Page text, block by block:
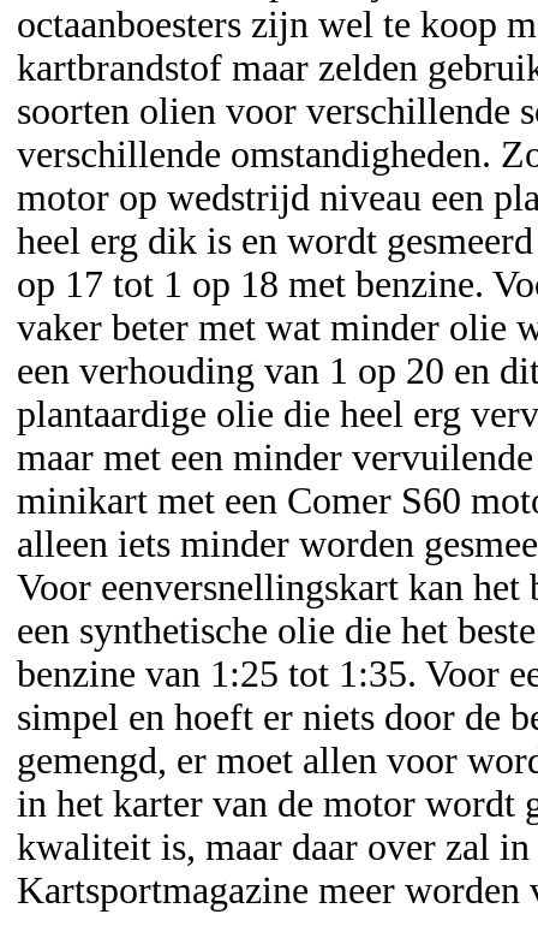
octaanboesters zijn wel te koop
kartbrandstof maar zelden
soorten olien voor verschillende
verschillende omstandigheden.
motor op wedstrijd niveau een
heel erg dik is en wordt
op 17 tot 1 op 18 met benzine.
vaker beter met wat minder olie
een verhouding van 1 op 20 en
plantaardige olie die heel erg
maar met een minder
minikart met een Comer S60
alleen iets minder worden
Voor eenversnellingskart kan het
een synthetische olie die het
benzine van 1:25 tot 1:35. Voor
simpel en hoeft er niets door de
gemengd, er moet allen voor
in het karter van de motor wordt
kwaliteit is, maar daar over zal in
Kartsportmagazine meer worden